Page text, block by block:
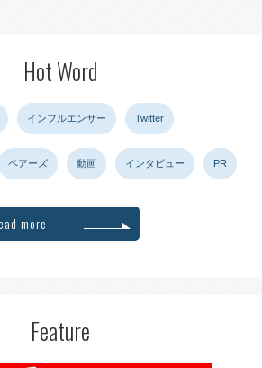
Hot Word
インフルエンサー Twitter
ペアーズ 動画 インタビュー PR
more
Feature